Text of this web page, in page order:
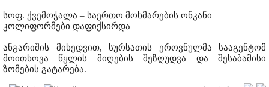
სოფ. ქვემოჭალა – საერთო მოხმარების ონკანი
კოლიფორმები დაფიქსირდა
ანგარიშის მიხედვით, სურსათის ეროვნულმა სააგენტომ
მოითხოვა წყლის მიღების შეზღუდვა და შესაბამისი
ზომების გატარება.